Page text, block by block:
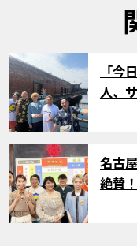
サムネイ
「今
人、
サムネイ
名古
絶賛